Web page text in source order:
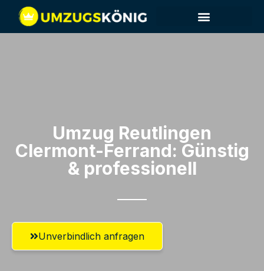
Umzug Reutlingen​
Clermont-Ferrand: Günstig
& professionell​
Unverbindlich anfragen